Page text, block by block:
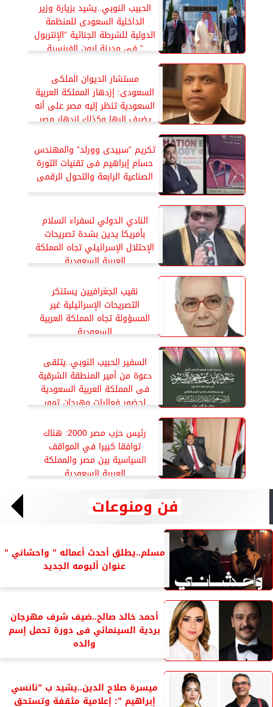
الحبيب النوبي..يشيد بزيارة وزير
الداخلية السعودى للمنظمة
الدولية للشرطة الجنائية ”الإنتربول
” فى مدينة ليون الفرنسية
مستشار الديوان الملكى
السعودى: إزدهار المملكة العربية
السعودية تنظر إليه مصر على أنه
يضيف إليها وكذلك إزدهار مصر
تكريم ”سبيدى وورلد” والمهندس
حسام إبراهيم فى تقنيات الثورة
الصناعية الرابعة والتحول الرقمى
النادي الدولي لسفراء السلام
بأمريكا يدين بشدة تصريحات
الإحتلال الإسرائيلي تجاه المملكة
العربية السعودية
نقيب الجغرافيين يستنكر
التصريحات الإسرائيلية غير
المسؤولة تجاه المملكة العربية
السعودية
السفير الحبيب النوبي..يتلقى
دعوة من أمير المنطقة الشرقية
فى المملكة العربية السعودية
لحضور فعاليات مهرجان تمور
رئيس حزب مصر 2000: هناك
توافقا كبيرا في المواقف
السياسية بين مصر والمملكة
العربية السعودية
فن ومنوعات
مسلم..يطلق أحدث أعماله ” واحشاني ”
عنوان ألبومه الجديد
أحمد خالد صالح..ضيف شرف مهرجان
بردية السينمائي فى دورة تحمل إسم
والده
ميسرة صلاح الدين..يشيد ب ”نانسي
إبراهيم ”: إعلامية مثقفة وتستحق